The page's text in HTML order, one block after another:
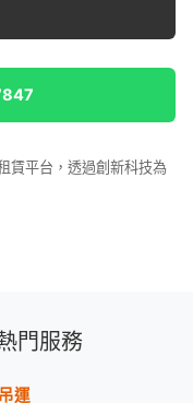
賃平台，透過創新科技為
門服務
運